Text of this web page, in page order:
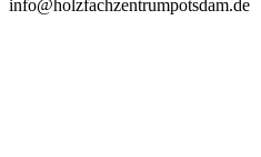
info@holzfachzentrumpotsdam.de